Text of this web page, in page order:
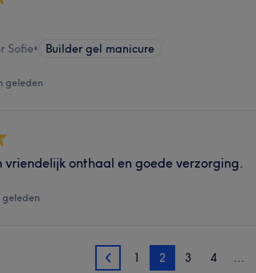
Sofie• Builder gel manicure
geleden
vriendelijk onthaal en goede verzorging.
geleden
1 1 2 3 4 …